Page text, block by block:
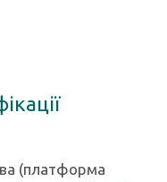
(платформа